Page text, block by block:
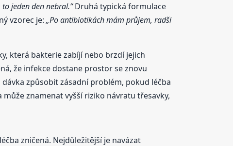
jeden den nebral.“Druhá typická formulace
vzorec je: „Po antibiotikách mám průjem, radši
která bakterie zabíjí nebo brzdí jejich
že infekce dostane prostor se znovu
způsobit zásadní problém, pokud léčba
znamenat vyšší riziko návratu třesavky,
zničená. Nejdůležitější je navázat